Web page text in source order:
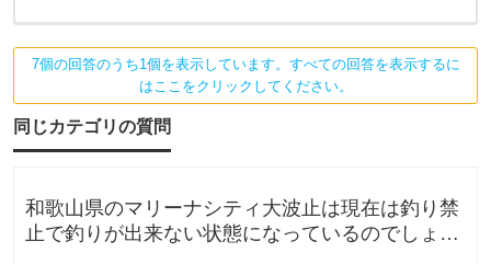
メ
噛
ん
れ
て
の
可
能
7個の回答のうち1個を表示しています。すべての回答を表示するに
はここをクリックしてください。
同じカテゴリの質問
和歌山県のマリーナシティ大波止は現在は釣り禁
止で釣りが出来ない状態になっているのでしょう